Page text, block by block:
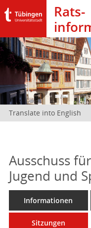
Rats­
Translate into English
Ausschuss
Jugend und
Informationen
Sitzungen